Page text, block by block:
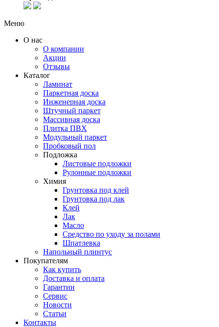
Меню
О нас
О компании
Акции
Отзывы
Каталог
Ламинат
Паркетная доска
Инженерная доска
Штучный паркет
Массивная доска
Плитка ПВХ
Модульный паркет
Пробковый пол
Подложка
Листовые подложки
Рулонные подложки
Химия
Грунтовка под клей
Грунтовка под лак
Клей
Лак
Масло
Средство по уходу за полами
Шпатлевка
Напольный плинтус
Покупателям
Как купить
Доставка и оплата
Гарантии
Сервис
Новости
Статьи
Контакты